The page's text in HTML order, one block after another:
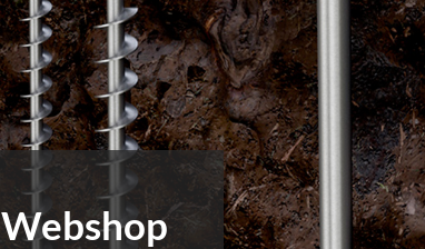
Webshop